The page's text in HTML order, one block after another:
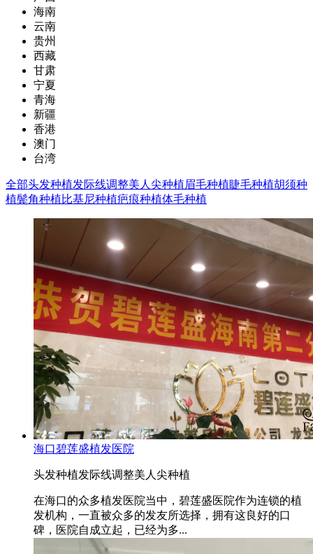
海南
云南
贵州
西藏
甘肃
宁夏
青海
新疆
香港
澳门
台湾
全部头发种植发际线调整美人尖种植眉毛种植睫毛种植胡须种
植鬓角种植比基尼种植疤痕种植体毛种植
海口碧莲盛植发医院
头发种植发际线调整美人尖种植
在海口的众多植发医院当中，碧莲盛医院作为连锁的植
发机构，一直被众多的发友所选择，拥有这良好的口
碑，医院自成立起，已经为多...